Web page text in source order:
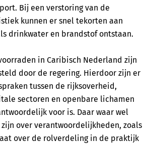
Bij een verstoring van de
kunnen er snel tekorten aan
drinkwater en brandstof ontstaan.
in Caribisch Nederland zijn
door de regering. Hierdoor zijn er
tussen de rijksoverheid,
sectoren en openbare lichamen
voor is. Daar waar wel
over verantwoordelijkheden, zoals
over de rolverdeling in de praktijk